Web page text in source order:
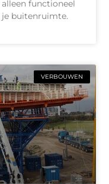
functioneel
je buitenruimte.
VERBOUWEN